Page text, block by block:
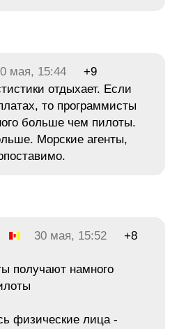
мая, 15:44
+9
отдыхает. Если
то программисты
больше чем пилоты.
Морские агенты,
30 мая, 15:52 +8
получают намного
физические лица -